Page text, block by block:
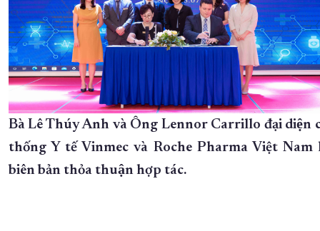
Bà Lê Thúy Anh và Ông Lennor Carrillo đại diện
thống Y tế Vinmec và Roche Pharma Việt Nam
biên bản thỏa thuận hợp tác.